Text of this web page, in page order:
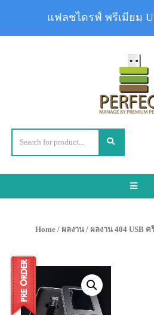
Toggle
Home / ผลงาน / ผลงาน 404 USB ค
แฟลชไดรฟ์ พรีเมียม